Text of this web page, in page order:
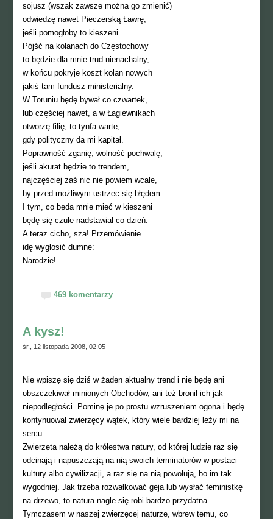
sojusz (wszak zawsze można go zmienić)
odwiedzę nawet Pieczerską Ławrę,
jeśli pomogłoby to kieszeni.
Pójść na kolanach do Częstochowy
to będzie dla mnie trud nienachalny,
w końcu pokryje koszt kolan nowych
jakiś tam fundusz ministerialny.
W Toruniu będę bywał co czwartek,
lub częściej nawet, a w Łagiewnikach
otworzę filię, to tynfa warte,
gdy polityczny da mi kapitał.
Poprawność zganię, wolność pochwalę,
jeśli akurat będzie to trendem,
najczęściej zaś nic nie powiem wcale,
by przed możliwym ustrzec się błędem.
I tym, co będą mnie mieć w kieszeni
będę się czule nadstawiał co dzień.
A teraz cicho, sza! Przemówienie
idę wygłosić dumne:
Narodzie!…
469 komentarzy
A kysz!
śr., 12 listopada 2008, 02:05
Nie wpiszę się dziś w żaden aktualny trend i nie będę ani
obszczekiwał minionych Obchodów, ani też bronił ich jak
niepodległości. Pominę je po prostu wzruszeniem ogona i będę
kontynuował zwierzęcy wątek, który wiele bardziej leży mi na
sercu.
Zwierzęta należą do królestwa natury, od której ludzie raz się
odcinają i napuszczają na nią swoich terminatorów w postaci
kultury albo cywilizacji, a raz się na nią powołują, bo im tak
wygodniej. Jak trzeba rozwałkować geja lub wysłać feministkę
na drzewo, to natura nagle się robi bardzo przydatna.
Tymczasem w naszej zwierzęcej naturze, wbrew temu, co